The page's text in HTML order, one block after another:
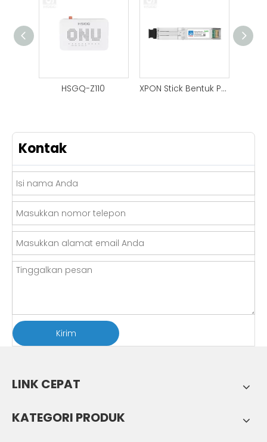
HSGQ-Z110 XPON Stick Bentuk Penuh Disesuaikan
Kontak
Kirim
LINK CEPAT
KATEGORI PRODUK